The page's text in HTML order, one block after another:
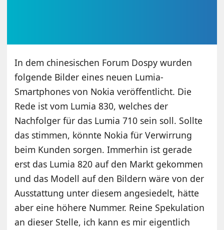
In dem chinesischen Forum Dospy wurden
folgende Bilder eines neuen Lumia-
Smartphones von Nokia veröffentlicht. Die
Rede ist vom Lumia 830, welches der
Nachfolger für das Lumia 710 sein soll. Sollte
das stimmen, könnte Nokia für Verwirrung
beim Kunden sorgen. Immerhin ist gerade
erst das Lumia 820 auf den Markt gekommen
und das Modell auf den Bildern wäre von der
Ausstattung unter diesem angesiedelt, hätte
aber eine höhere Nummer. Reine Spekulation
an dieser Stelle, ich kann es mir eigentlich